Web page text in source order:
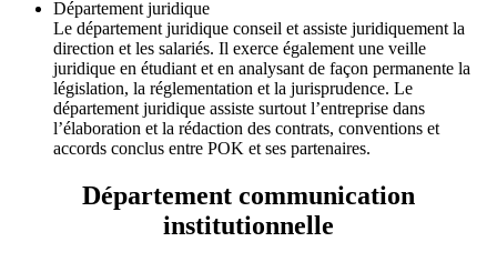
Département juridique
Le département juridique conseil et assiste juridiquement la
direction et les salariés. Il exerce également une veille
juridique en étudiant et en analysant de façon permanente la
législation, la réglementation et la jurisprudence. Le
département juridique assiste surtout l’entreprise dans
l’élaboration et la rédaction des contrats, conventions et
accords conclus entre POK et ses partenaires.
Département communication
institutionnelle